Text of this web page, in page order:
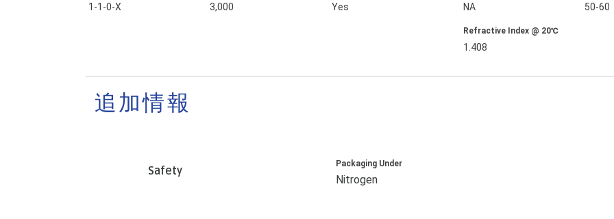
1-1-0-X 3,000 Yes NA 50-60
Refractive Index @ 20℃
1.408
追加情報
Safety
Packaging Under
Nitrogen